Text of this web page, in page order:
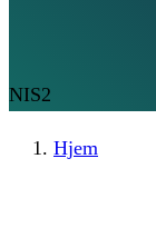
NIS2
Hjem